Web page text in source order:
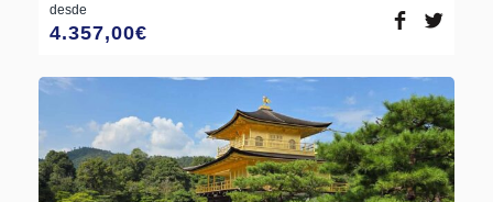
desde
4.357,00€